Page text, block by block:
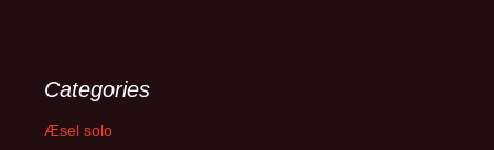
Categories
Æsel solo